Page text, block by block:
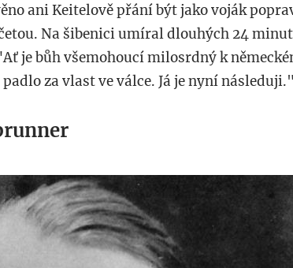
ani Keitelově přání být jako voják
Na šibenici umíral dlouhých 24
je bůh všemohoucí milosrdný k
za vlast ve válce. Já je nyní následuji."